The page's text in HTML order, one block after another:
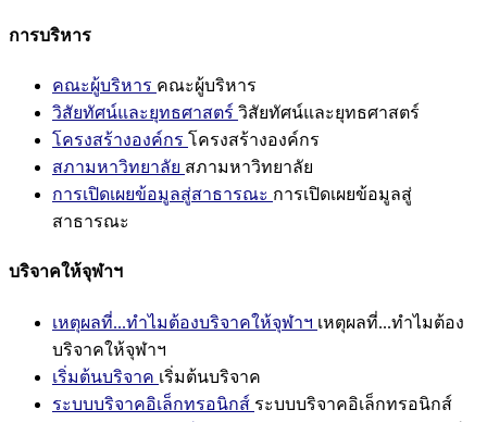
การบริหาร
คณะผู้บริหาร คณะผู้บริหาร
วิสัยทัศน์และยุทธศาสตร์ วิสัยทัศน์และยุทธศาสตร์
โครงสร้างองค์กร โครงสร้างองค์กร
สภามหาวิทยาลัย สภามหาวิทยาลัย
การเปิดเผยข้อมูลสู่สาธารณะ การเปิดเผยข้อมูลสู่
สาธารณะ
บริจาคให้จุฬาฯ
เหตุผลที่...ทำไมต้องบริจาคให้จุฬาฯ เหตุผลที่...ทำไมต้อง
บริจาคให้จุฬาฯ
เริ่มต้นบริจาค เริ่มต้นบริจาค
ระบบบริจาคอิเล็กทรอนิกส์ ระบบบริจาคอิเล็กทรอนิกส์